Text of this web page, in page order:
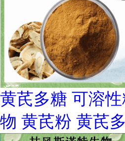
黄芪多糖 可溶
物 黄芪粉 黄芪